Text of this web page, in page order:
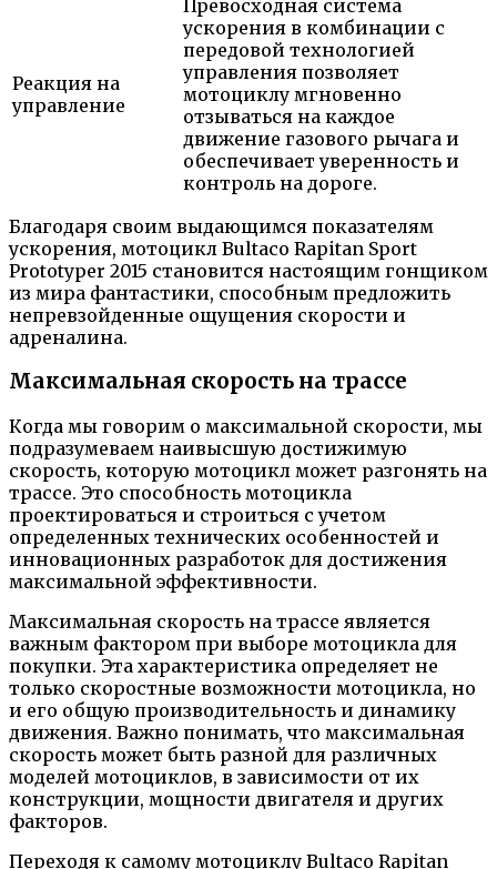
Реакция на
управление
Превосходная система
ускорения в комбинации с
передовой технологией
управления позволяет
мотоциклу мгновенно
отзываться на каждое
движение газового рычага и
обеспечивает уверенность и
контроль на дороге.
Благодаря своим выдающимся показателям
ускорения, мотоцикл Bultaco Rapitan Sport
Prototyper 2015 становится настоящим гонщиком
из мира фантастики, способным предложить
непревзойденные ощущения скорости и
адреналина.
Максимальная скорость на трассе
Когда мы говорим о максимальной скорости, мы
подразумеваем наивысшую достижимую
скорость, которую мотоцикл может разгонять на
трассе. Это способность мотоцикла
проектироваться и строиться с учетом
определенных технических особенностей и
инновационных разработок для достижения
максимальной эффективности.
Максимальная скорость на трассе является
важным фактором при выборе мотоцикла для
покупки. Эта характеристика определяет не
только скоростные возможности мотоцикла, но
и его общую производительность и динамику
движения. Важно понимать, что максимальная
скорость может быть разной для различных
моделей мотоциклов, в зависимости от их
конструкции, мощности двигателя и других
факторов.
Переходя к самому мотоциклу Bultaco Rapitan